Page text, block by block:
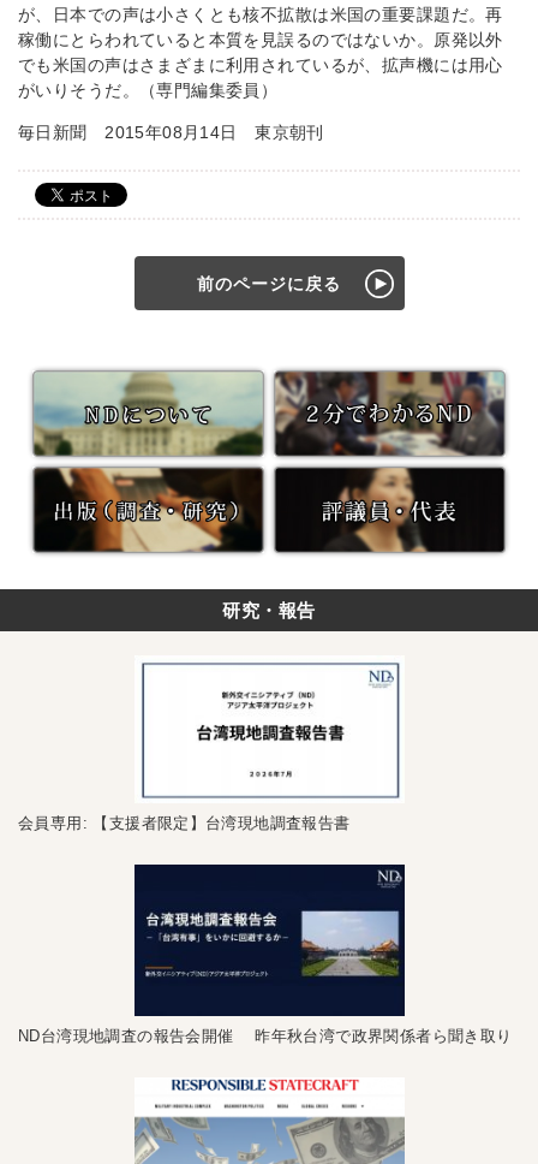
が、日本での声は小さくとも核不拡散は米国の重要課題だ。再
稼働にとらわれていると本質を見誤るのではないか。原発以外
でも米国の声はさまざまに利用されているが、拡声機には用心
がいりそうだ。（専門編集委員）
毎日新聞 2015年08月14日 東京朝刊
前のページに戻る
研究・報告
会員専用: 【支援者限定】台湾現地調査報告書
ND台湾現地調査の報告会開催 昨年秋台湾で政界関係者ら聞き取り